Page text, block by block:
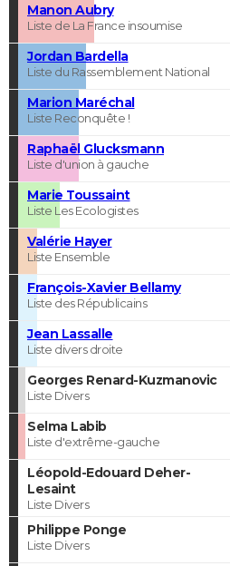
Manon Aubry
Liste de La France insoumise
Jordan Bardella
Liste du Rassemblement National
Marion Maréchal
Liste Reconquête !
Raphaël Glucksmann
Liste d'union à gauche
Marie Toussaint
Liste Les Ecologistes
Valérie Hayer
Liste Ensemble
François-Xavier Bellamy
Liste des Républicains
Jean Lassalle
Liste divers droite
Georges Renard-Kuzmanovic
Liste Divers
Selma Labib
Liste d'extrême-gauche
Léopold-Edouard Deher-
Lesaint
Liste Divers
Philippe Ponge
Liste Divers